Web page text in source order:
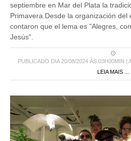
septiembre en Mar del Plata la
Primavera.Desde la organización del
contaron que el lema es "Alegres,
Jesús".
PUBLICADO DIA 20/08/2024 ÀS 03H00MIN |
LEIA MAIS ...